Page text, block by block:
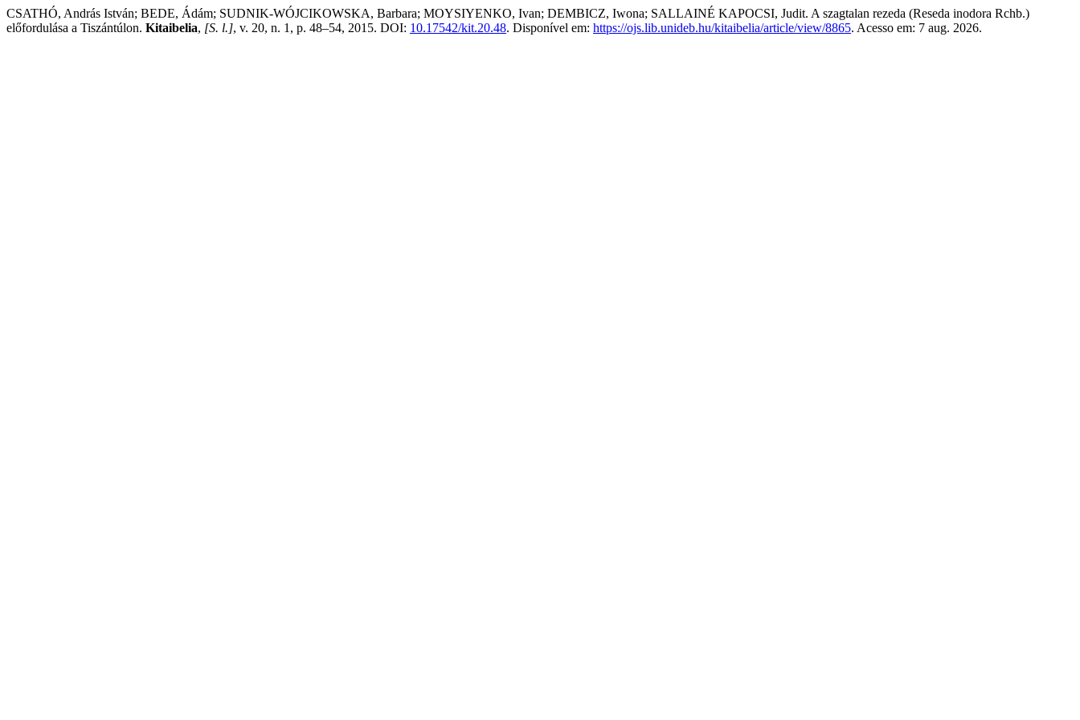
CSATHÓ, András István; BEDE, Ádám; SUDNIK-WÓJCIKOWSKA, Barbara; MOYSIYENKO, Ivan; DEMBICZ, Iwona; SALLAINÉ KAPOCSI, Judit. A szagtalan rezeda (Reseda inodora Rchb.)
előfordulása a Tiszántúlon. Kitaibelia, [S. l.], v. 20, n. 1, p. 48–54, 2015. DOI: 10.17542/kit.20.48. Disponível em: https://ojs.lib.unideb.hu/kitaibelia/article/view/8865. Acesso em: 7 aug. 2026.